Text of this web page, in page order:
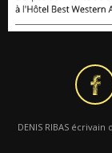
DENIS RIBAS écrivain